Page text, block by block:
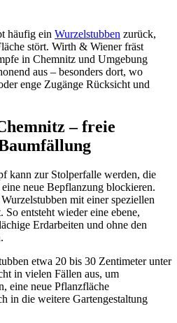
häufig ein Wurzelstubben zurück,
stört. Wirth & Wiener fräst
in Chemnitz und Umgebung
aus – besonders dort, wo
enge Zugänge Rücksicht und
– freie
kann zur Stolperfalle werden, die
neue Bepflanzung blockieren.
mit einer speziellen
entsteht wieder eine ebene,
Erdarbeiten und ohne den
etwa 20 bis 30 Zentimeter unter
in vielen Fällen aus, um
eine neue Pflanzfläche
in die weitere Gartengestaltung